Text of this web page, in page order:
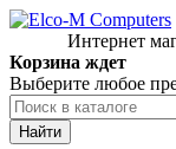
Интернет
Корзина ждет
Выберите любое
Найти